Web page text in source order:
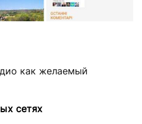
как желаемый
сетях